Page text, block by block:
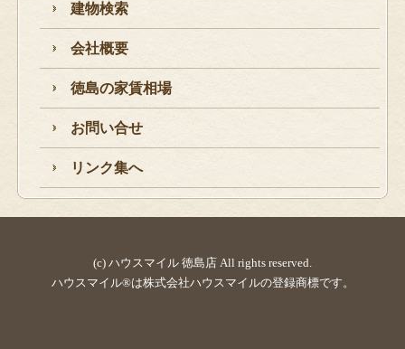
建物検索
会社概要
徳島の家賃相場
お問い合せ
リンク集へ
(c) ハウスマイル 徳島店 All rights reserved.
ハウスマイル®は株式会社ハウスマイルの登録商標です。